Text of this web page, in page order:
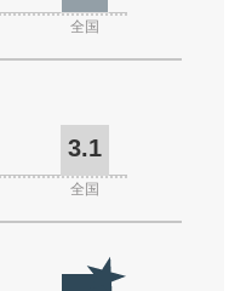
全国
3.1
全国